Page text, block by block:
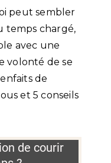
peut sembler
temps chargé,
avec une
volonté de se
de
et 5 conseils